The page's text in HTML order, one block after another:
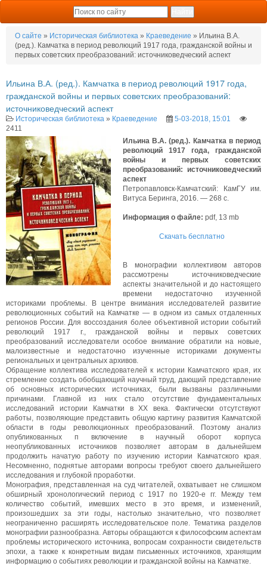
О сайте » Историческая библиотека » Краеведение » Ильина В.А.
(ред.). Камчатка в период революций 1917 года, гражданской войны и
первых советских преобразований: источниковедческий аспект
Ильина В.А. (ред.). Камчатка в период революций 1917 года,
гражданской войны и первых советских преобразований:
источниковедческий аспект
Историческая библиотека » Краеведение
5-03-2018, 15:01
2411
Ильина В.А. (ред.). Камчатка в период
революций 1917 года, гражданской
войны и первых советских
преобразований: источниковедческий
аспект
Петропавловск-Камчатский: КамГУ им.
Витуса Беринга, 2016. — 268 с.
Информация о файле: pdf, 13 mb
Скачать бесплатно
В монографии коллективом авторов
рассмотрены источниковедческие
аспекты значительной и до настоящего
времени недостаточно изученной
историками проблемы. В центре внимания исследователей развитие
революционных событий на Камчатке — в одном из самых отдаленных
регионов России. Для воссоздания более объективной истории событий
революций 1917 г., гражданской войны и первых советских
преобразований исследователи особое внимание обратили на новые,
малоизвестные и недостаточно изученные историками документы
региональных и центральных архивов.
Обращение коллектива исследователей к истории Камчатского края, их
стремление создать обобщающий научный труд, дающий представление
об основных исторических источниках, были вызваны различными
причинами. Главной из них стало отсутствие фундаментальных
исследований истории Камчатки в XX века. Фактически отсутствуют
работы, позволяющие представить общую картину развития Камчатской
области в годы революционных преобразований. Поэтому анализ
опубликованных п включение в научный оборот корпуса
неопубликованных источников позволяет авторам в дальнейшем
продолжить начатую работу по изучению истории Камчатского края.
Несомненно, поднятые авторами вопросы требуют своего дальнейшего
исследования и глубокой проработки.
Монография, представленная на суд читателей, охватывает не слишком
обширный хронологический период с 1917 по 1920-е гг. Между тем
количество событий, имевших место в это время, и изменений,
произошедших за эти годы, настолько значительно, что позволяет
неограниченно расширять исследовательское поле. Тематика разделов
монографии разнообразна. Авторы обращаются к философским аспектам
проблемы исторического источника, вопросам сохранности свидетельств
эпохи, а также к конкретным видам письменных источников, хранящим
информацию о событиях революции и гражданской войны на Камчатке.